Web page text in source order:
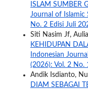
ISLAM SUMBER
Journal of Islamic
No. 2 Edisi Juli
Siti Nasim Jf,
KEHIDUPAN
Indonesian
(2026): Vol. 2 No.
Andik Isdianto,
DIAM SEBAGAI